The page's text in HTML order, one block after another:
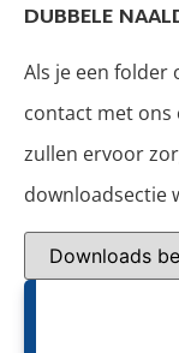
DUBBELE
Als je een folder
contact met ons
zullen ervoor
downloadsectie